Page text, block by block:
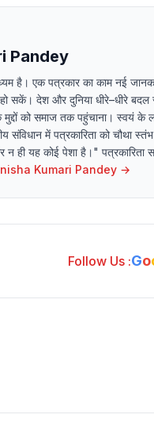
Pandey
है। एक पत्रकार का काम नई
सकें। देश और दुनिया धीरे–धीरे
को समाज तक पहुंचाना। स्वयं के
संविधान में पत्रकारिता को चौथा
ही यह कोई पेशा है।"
Kumari Pandey →
Follow Us :Go